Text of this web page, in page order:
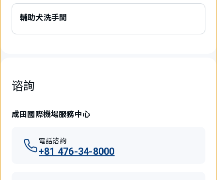
輔助犬洗手間
谘詢
成田國際機場服務中心
電話谘詢
+81 476-34-8000